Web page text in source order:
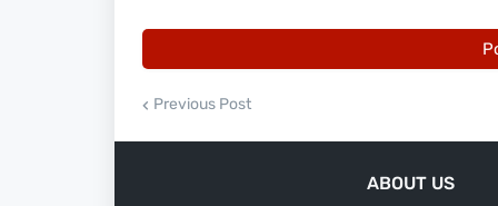
Previous Post
ABOUT US